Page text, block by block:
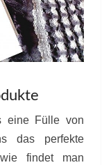
eine Fülle von
das perfekte
findet man